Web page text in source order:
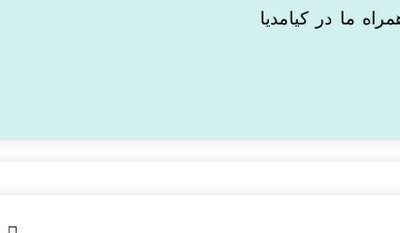
ما در کیامدیا